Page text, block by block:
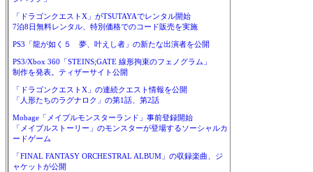
「ドラゴンクエストX」がTSUTAYAでレンタル開始
7泊8日無料レンタル、特別価格でのコード販売を実施
PS3「龍が如く５ 夢、叶えし者」の新たな出演者を公開
PS3/Xbox 360「STEINS;GATE 線形拘束のフェノグラム」
制作を発表。ティザーサイト公開
「ドラゴンクエストX」の連続クエスト情報を公開
「人形たちのラグナロク」の第1話、第2話
Mobage「メイプルモンスターランド」事前登録開始
「メイプルストーリー」のモンスターが登場するソーシャルカ
ードゲーム
「FINAL FANTASY ORCHESTRAL ALBUM」の収録楽曲、ジ
ャケットが公開